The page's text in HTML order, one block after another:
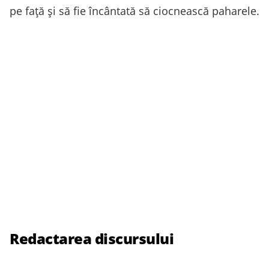
pe față și să fie încântată să ciocnească paharele.
Redactarea discursului